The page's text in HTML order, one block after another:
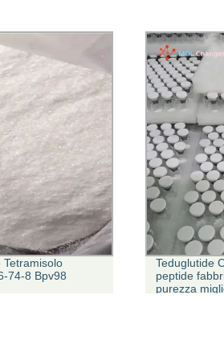
Teduglutide CAS: 197922 42 2 Cina
peptide fabbrica fornitura 98% alta
purezza miglior Prezzo buona qualità